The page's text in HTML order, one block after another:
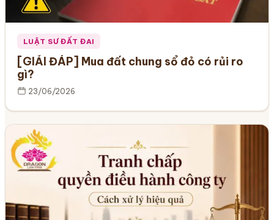
LUẬT SƯ ĐẤT ĐAI
[GIẢI ĐÁP] Mua đất chung sổ đỏ có rủi ro
gì?
23/06/2026